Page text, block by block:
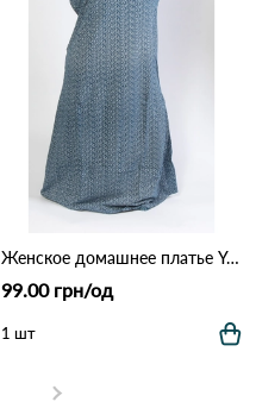
Женское домашнее платье Yoanna Vera 5728 Как на фото
99.00 грн/од
1 шт